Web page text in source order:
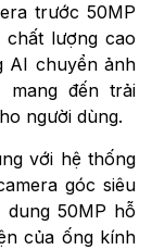
trước 50MP
lượng cao
AI chuyển ảnh
mang đến trải
người dùng.
với hệ thống
góc siêu
50MP hỗ
của ống kính